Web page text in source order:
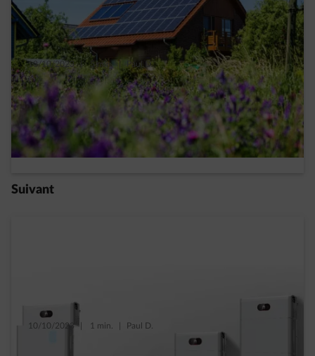
13/10/2023 | 5 min. Paul D.
Tout savoir sur le « tarif » prosumer en
Wallonie à charge des propriétaires de
panneaux solaires
Read more
Suivant
10/10/2023 | 1 min. Paul D.
Quelle taille de batterie domestique